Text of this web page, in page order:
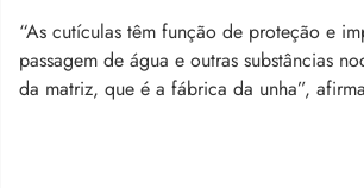
“As cutículas têm função de proteção e
passagem de água e outras substâncias
da matriz, que é a fábrica da unha”,